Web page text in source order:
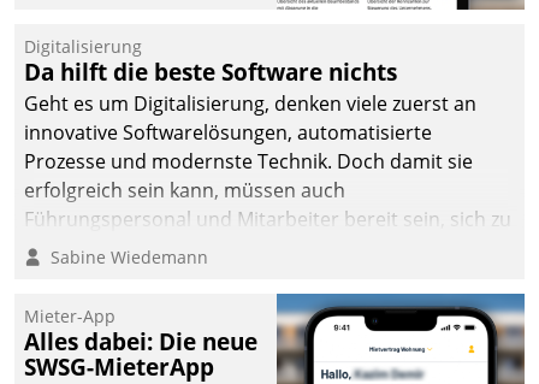
Ressort Kapitalanlage für
künftige Aufgaben und
Herausforderungen
gerüstet.
Digitalisierung
Da hilft die beste Software nichts
Geht es um Digitalisierung, denken viele zuerst an
innovative Softwarelösungen, automatisierte
Prozesse und modernste Technik. Doch damit sie
erfolgreich sein kann, müssen auch
Führungspersonal und Mitarbeiter bereit sein, sich zu
verändern und anzupassen, sonst werden sie an ihr
Sabine Wiedemann
Mieter-App
Alles dabei: Die neue
SWSG-MieterApp